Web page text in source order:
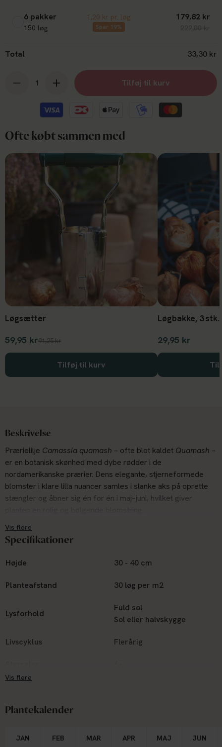
6 pakker
150 løg
1,20 kr pr. løg
Spar 19%
179,82 kr
Total 33,30 kr
Tilføj til kurv
Ofte købt sammen med
Løgsætter
59,95 kr91,25 kr
Tilføj til kurv
Løgbakke, 3 stk.
29,95 kr
Beskrivelse
Prærielilje Camassia quamash – ofte blot kaldet Quamash –
er en botanisk skønhed med dybe rødder i de
nordamerikanske prærier. Dens elegante, stjerneformede
blomster i klare lilla nuancer samles i slanke aks på oprette
stængler og åbner sig én for én i maj–juni, hvilket giver
leichtlinii , typisk omkring 30–50 cm høj, og har en mere
naturlig og vildtvoksende karakter. Den passer perfekt i
staudebede, skovbryn og blomsterenge, hvor den let kan
forvildes og komme igen år efter år. Løvet er smalt,
græsagtigt og grønt – diskret, men smukt som base for
Vis flere
Specifikationer
Højde 30 - 40 cm
Planteafstand 30 løg per m2
Lysforhold
Fuld sol
Sol eller halvskygge
Livscyklus Flerårig
Vis flere
Plantekalender
JAN FEB MAR APR MAJ JUN